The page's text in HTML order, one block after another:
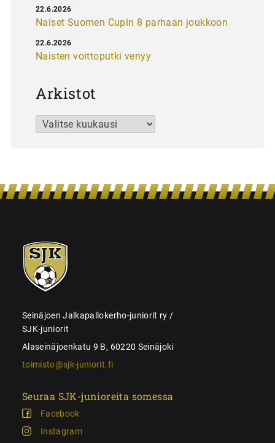
Naiset Suomen Cupin 8 parhaan joukkoon
22.6.2026
Naisten voittoputki venyy
22.6.2026
Arkistot
Arkistot
SJK-
juniorit
Seinäjoen Jalkapallokerho-juniorit ry /
SJK-juniorit
Alaseinäjoenkatu 9 B, 60220 Seinäjoki
toimisto@sjk-juniorit.fi
Seuraa SJK-junioreita somessa
Facebook
Instagram